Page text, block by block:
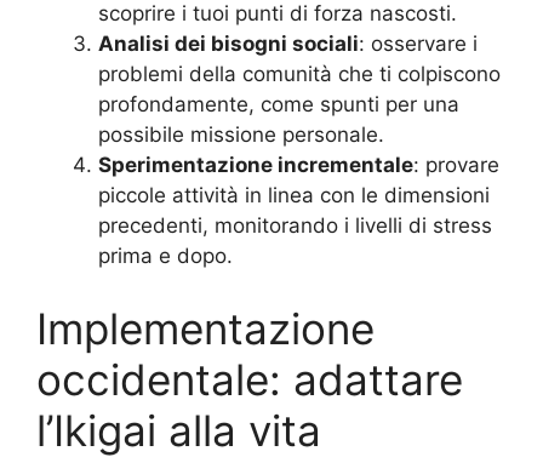
scoprire i tuoi punti di forza nascosti.
Analisi dei bisogni sociali: osservare i
problemi della comunità che ti colpiscono
profondamente, come spunti per una
possibile missione personale.
Sperimentazione incrementale: provare
piccole attività in linea con le dimensioni
precedenti, monitorando i livelli di stress
prima e dopo.
Implementazione
occidentale: adattare
l’Ikigai alla vita